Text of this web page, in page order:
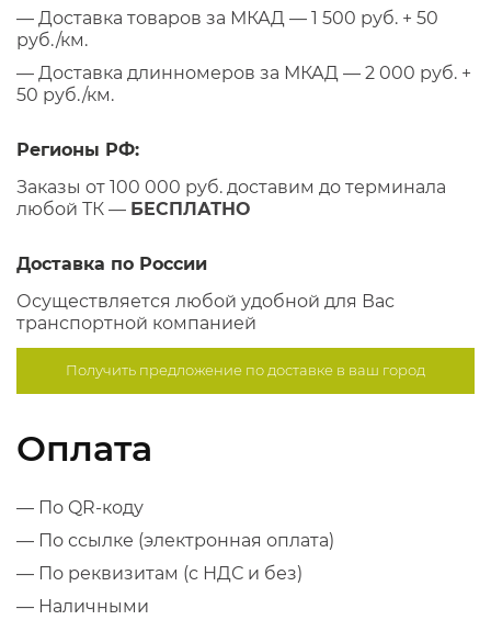
— Доставка товаров за МКАД — 1 500 руб. + 50
руб./км.
— Доставка длинномеров за МКАД — 2 000 руб. +
50 руб./км.
Регионы РФ:
Заказы от 100 000 руб. доставим до терминала
любой ТК — БЕСПЛАТНО
Доставка по России
Осуществляется любой удобной для Вас
транспортной компанией
Получить предложение подоставке в ваш город
Оплата
— По QR-коду
— По ссылке (электронная оплата)
— По реквизитам (с НДС и без)
— Наличными